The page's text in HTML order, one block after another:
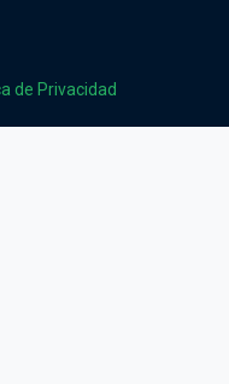
de Privacidad